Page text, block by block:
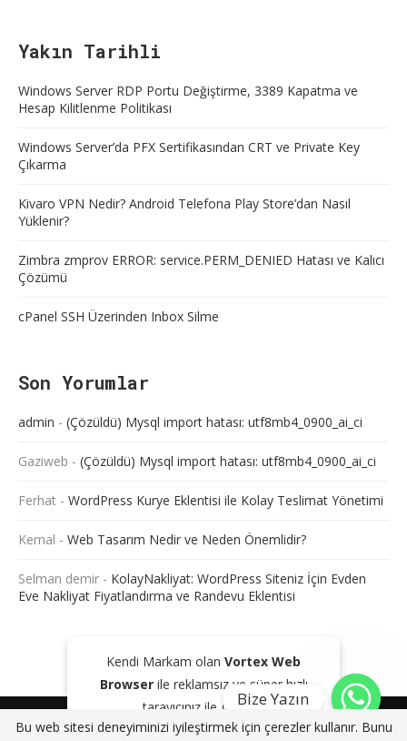
Kendi Markam olan Vortex Web
Browserile reklamsız ve süper hızlı
tarayıcınız ile gezinin!
Yakın Tarihli
Windows Server RDP Portu Değiştirme, 3389 Kapatma ve
Hesap Kilitlenme Politikası
Windows Server’da PFX Sertifikasından CRT ve Private Key
Çıkarma
Kivaro VPN Nedir? Android Telefona Play Store’dan Nasıl
Yüklenir?
Zimbra zmprov ERROR: service.PERM_DENIED Hatası ve Kalıcı
Çözümü
cPanel SSH Üzerinden Inbox Silme
Son Yorumlar
admin - (Çözüldü) Mysql import hatası: utf8mb4_0900_ai_ci
Gaziweb - (Çözüldü) Mysql import hatası: utf8mb4_0900_ai_ci
Ferhat - WordPress Kurye Eklentisi ile Kolay Teslimat Yönetimi
Kemal - Web Tasarım Nedir ve Neden Önemlidir?
Selman demir - KolayNakliyat: WordPress Siteniz İçin Evden
Eve Nakliyat Fiyatlandırma ve Randevu Eklentisi
Bu web sitesi deneyiminizi iyileştirmek için çerezler kullanır. Bunu
@2024 - Tüm Haklarım Saklıdır. Sitede bulunan içeriklerin bir kısmı veya
tamamı kaynak gösterilse dahi kopyalanması, çoğaltılması ve
Bize Yazın